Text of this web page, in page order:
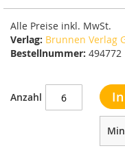
Alle Preise inkl. MwSt.
Verlag: Brunnen Verlag
Bestellnummer: 494772
Anzahl